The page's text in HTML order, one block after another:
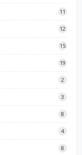
11
12
15
19
2
3
8
4
8